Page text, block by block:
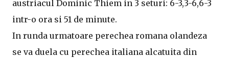
austriacul Dominic Thiem in 3 seturi: 6-3,3-6,6-3
intr-o ora si 51 de minute.
In runda urmatoare perechea romana olandeza
se va duela cu perechea italiana alcatuita din